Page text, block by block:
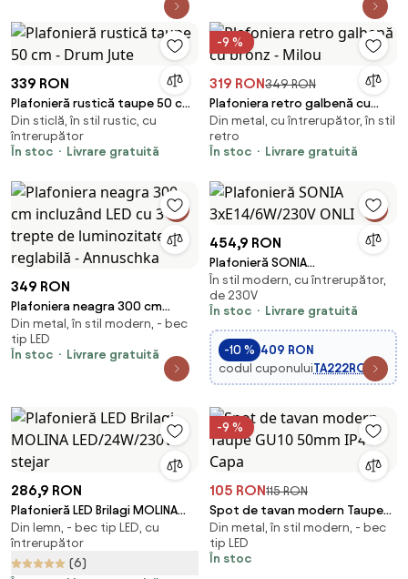
339 RON
Plafonieră rustică taupe 50 cm
- Drum Jute
Din sticlă, în stil rustic, cu
întrerupător
În stoc
Livrare gratuită
-9 %
319 RON349 RON
Plafoniera retro galbenă cu
bronz - Milou
Din metal, cu întrerupător, în stil
retro
În stoc
Livrare gratuită
349 RON
Plafoniera neagra 300 cm
incluzând LED cu 3 trepte de
luminozitate reglabilă -
Annuschka
Din metal, în stil modern, - bec
tip LED
În stoc
Livrare gratuită
454,9 RON
Plafonieră SONIA
3xE14/6W/230V ONLI
În stil modern, cu întrerupător,
de 230V
În stoc
Livrare gratuită
-10 % 409 RON
codul cuponuluiTA222RO
286,9 RON
Plafonieră LED Brilagi MOLINA
LED/24W/230V stejar
Din lemn, - bec tip LED, cu
întrerupător
(6)
-9 %
105 RON115 RON
Spot de tavan modern Taupe
GU10 50mm IP44 - Capa
Din metal, în stil modern, - bec
tip LED
În stoc